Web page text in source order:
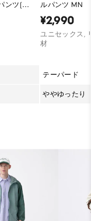
ンツ(丈
ルパンツ MN
¥2,990
ユニセックス,
材
テーパード
ややゆったり